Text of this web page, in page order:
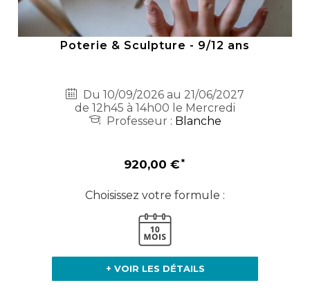
Poterie & Sculpture - 9/12 ans
Du 10/09/2026 au 21/06/2027
de 12h45 à 14h00 le Mercredi
Professeur : Blanche
920,00 €
Choisissez votre formule :
+ VOIR LES DÉTAILS